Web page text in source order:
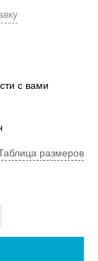
с вами
размеров